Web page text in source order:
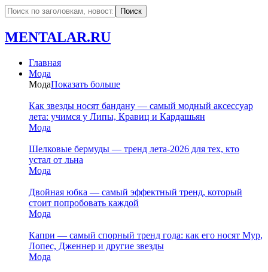
MENTALAR.RU
Главная
Мода
МодаПоказать больше
Как звезды носят бандану — самый модный аксессуар
лета: учимся у Липы, Кравиц и Кардашьян
Мода
Шелковые бермуды — тренд лета-2026 для тех, кто
устал от льна
Мода
Двойная юбка — самый эффектный тренд, который
стоит попробовать каждой
Мода
Капри — самый спорный тренд года: как его носят Мур,
Лопес, Дженнер и другие звезды
Мода